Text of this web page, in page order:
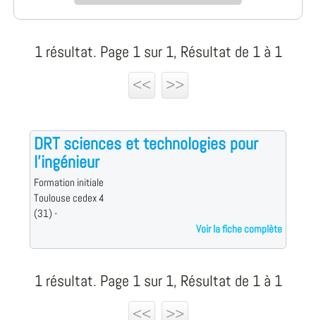
1 résultat. Page 1 sur 1, Résultat de 1 à 1
<<
>>
DRT sciences et technologies pour
l'ingénieur
Formation initiale
Toulouse cedex 4
(31) -
Voir la fiche complète
1 résultat. Page 1 sur 1, Résultat de 1 à 1
<<
>>